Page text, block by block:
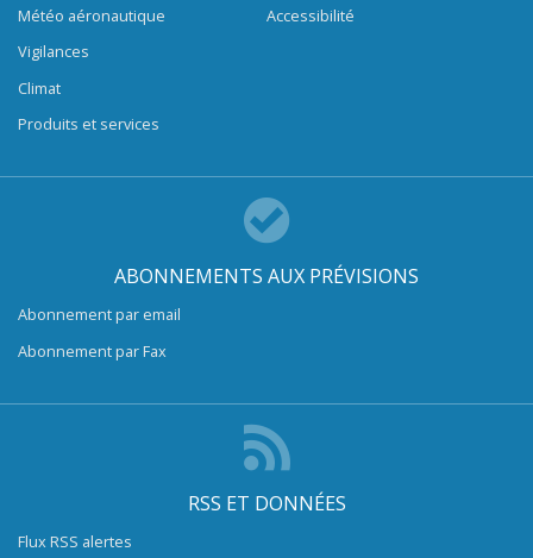
Météo aéronautique
Vigilances
Climat
Produits et services
Accessibilité
ABONNEMENTS AUX PRÉVISIONS
Abonnement par email
Abonnement par Fax
RSS ET DONNÉES
Flux RSS alertes